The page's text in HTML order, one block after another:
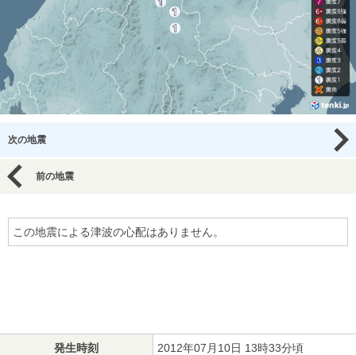
次の地震
前の地震
この地震による津波の心配はありません。
発生時刻 2012年07月10日 13時33分頃